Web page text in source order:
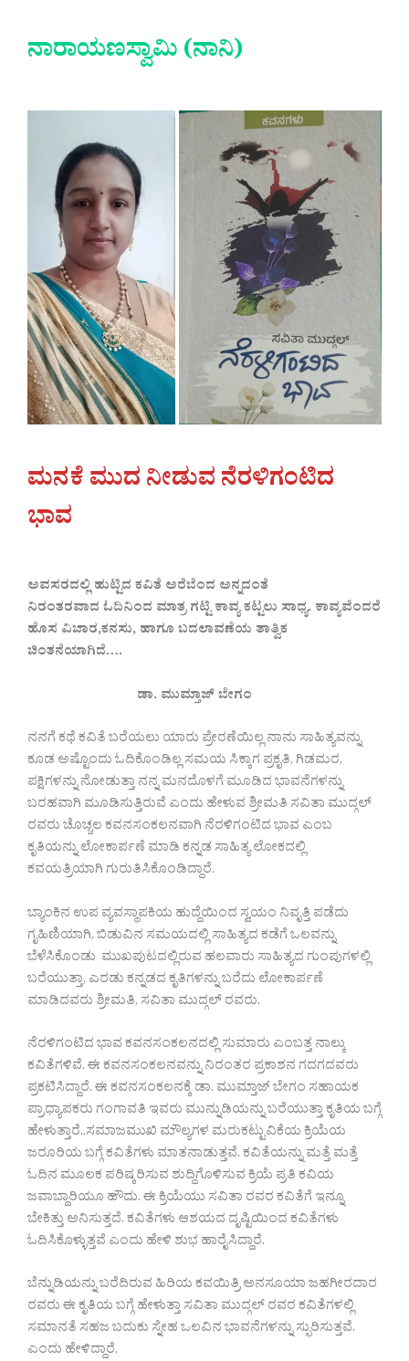
ನಾರಾಯಣಸ್ವಾಮಿ (ನಾನಿ)
ಮನಕೆ ಮುದ ನೀಡುವ ನೆರಳಿಗಂಟಿದ
ಭಾವ
ಅವಸರದಲ್ಲಿ ಹುಟ್ಟಿದ ಕವಿತೆ ಅರೆಬೆಂದ ಅನ್ನದಂತೆ
ನಿರಂತರವಾದ ಓದಿನಿಂದ ಮಾತ್ರ ಗಟ್ಟಿ ಕಾವ್ಯ ಕಟ್ಟಲು ಸಾಧ್ಯ. ಕಾವ್ಯವೆಂದರೆ
ಹೊಸ ವಿಚಾರ,ಕನಸು, ಹಾಗೂ ಬದಲಾವಣೆಯ ತಾತ್ವಿಕ
ಚಿಂತನೆಯಾಗಿದೆ….
ಡಾ. ಮುಮ್ತಾಜ್ ಬೇಗಂ
ನನಗೆ ಕಥೆ ಕವಿತೆ ಬರೆಯಲು ಯಾರು ಪ್ರೇರಣೆಯಿಲ್ಲ ನಾನು ಸಾಹಿತ್ಯವನ್ನು
ಕೂಡ ಅಷ್ಟೊಂದು ಓದಿಕೊಂಡಿಲ್ಲ ಸಮಯ ಸಿಕ್ಕಾಗ ಪ್ರಕೃತಿ, ಗಿಡಮರ,
ಪಕ್ಷಿಗಳನ್ನು ನೋಡುತ್ತಾ ನನ್ನ ಮನದೊಳಗೆ ಮೂಡಿದ ಭಾವನೆಗಳನ್ನು
ಬರಹವಾಗಿ ಮೂಡಿಸುತ್ತಿರುವೆ ಎಂದು ಹೇಳುವ ಶ್ರೀಮತಿ ಸವಿತಾ ಮುದ್ಗಲ್
ರವರು ಚೊಚ್ಚಲ ಕವನಸಂಕಲನವಾಗಿ ನೆರಳಿಗಂಟಿದ ಭಾವ ಎಂಬ
ಕೃತಿಯನ್ನು ಲೋಕಾರ್ಪಣೆ ಮಾಡಿ ಕನ್ನಡ ಸಾಹಿತ್ಯ ಲೋಕದಲ್ಲಿ
ಕವಯತ್ರಿಯಾಗಿ ಗುರುತಿಸಿಕೊಂಡಿದ್ದಾರೆ.
ಬ್ಯಾಂಕಿನ ಉಪ ವ್ಯವಸ್ಥಾಪಕಿಯ ಹುದ್ದೆಯಿಂದ ಸ್ವಯಂ ನಿವೃತ್ತಿ ಪಡೆದು
ಗೃಹಿಣಿಯಾಗಿ, ಬಿಡುವಿನ ಸಮಯದಲ್ಲಿ ಸಾಹಿತ್ಯದ ಕಡೆಗೆ ಒಲವನ್ನು
ಬೆಳೆಸಿಕೊಂಡು ಮುಖಪುಟದಲ್ಲಿರುವ ಹಲವಾರು ಸಾಹಿತ್ಯದ ಗುಂಪುಗಳಲ್ಲಿ
ಬರೆಯುತ್ತಾ, ಎರಡು ಕನ್ನಡದ ಕೃತಿಗಳನ್ನು ಬರೆದು ಲೋಕಾರ್ಪಣೆ
ಮಾಡಿದವರು ಶ್ರೀಮತಿ, ಸವಿತಾ ಮುದ್ಗಲ್ ರವರು.
ನೆರಳಿಗಂಟಿದ ಭಾವ ಕವನಸಂಕಲನದಲ್ಲಿ ಸುಮಾರು ಎಂಬತ್ತ ನಾಲ್ಕು
ಕವಿತೆಗಳಿವೆ. ಈ ಕವನಸಂಕಲನವನ್ನು ನಿರಂತರ ಪ್ರಕಾಶನ ಗದಗದವರು
ಪ್ರಕಟಿಸಿದ್ದಾರೆ. ಈ ಕವನಸಂಕಲನಕ್ಕೆ ಡಾ. ಮುಮ್ತಾಜ್ ಬೇಗಂ ಸಹಾಯಕ
ಪ್ರಾಧ್ಯಾಪಕರು ಗಂಗಾವತಿ ಇವರು ಮುನ್ನುಡಿಯನ್ನು ಬರೆಯುತ್ತಾ ಕೃತಿಯ ಬಗ್ಗೆ
ಹೇಳುತ್ತಾರೆ..ಸಮಾಜಮುಖಿ ಮೌಲ್ಯಗಳ ಮರುಕಟ್ಟುವಿಕೆಯ ಕ್ರಿಯೆಯ
ಜರೂರಿಯ ಬಗ್ಗೆ ಕವಿತೆಗಳು ಮಾತನಾಡುತ್ತವೆ. ಕವಿತೆಯನ್ನು ಮತ್ತೆ ಮತ್ತೆ
ಓದಿನ ಮೂಲಕ ಪರಿಷ್ಕರಿಸುವ ಶುದ್ದಿಗೊಳಿಸುವ ಕ್ರಿಯೆ ಪ್ರತಿ ಕವಿಯ
ಜವಾಬ್ದಾರಿಯೂ ಹೌದು. ಈ ಕ್ರಿಯೆಯು ಸವಿತಾ ರವರ ಕವಿತೆಗೆ ಇನ್ನೂ
ಬೇಕಿತ್ತು ಅನಿಸುತ್ತದೆ. ಕವಿತೆಗಳು ಆಶಯದ ದೃಷ್ಟಿಯಿಂದ ಕವಿತೆಗಳು
ಓದಿಸಿಕೊಳ್ಳುತ್ತವೆ ಎಂದು ಹೇಳಿ ಶುಭ ಹಾರೈಸಿದ್ದಾರೆ.
ಬೆನ್ನುಡಿಯನ್ನು ಬರೆದಿರುವ ಹಿರಿಯ ಕವಯಿತ್ರಿ ಅನಸೂಯಾ ಜಹಗೀರದಾರ
ರವರು ಈ ಕೃತಿಯ ಬಗ್ಗೆ ಹೇಳುತ್ತಾ ಸವಿತಾ ಮುದ್ಗಲ್ ರವರ ಕವಿತೆಗಳಲ್ಲಿ
ಸಮಾನತೆ ಸಹಜ ಬದುಕು ಸ್ನೇಹ ಒಲವಿನ ಭಾವನೆಗಳನ್ನು ಸ್ಫುರಿಸುತ್ತವೆ.
ಎಂದು ಹೇಳಿದ್ದಾರೆ.